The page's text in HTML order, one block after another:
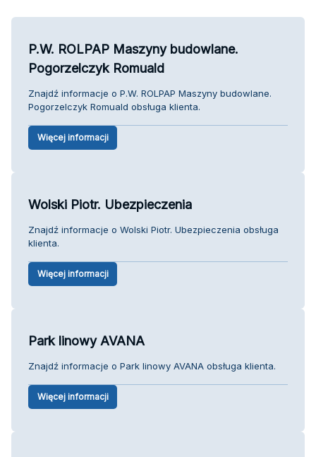
P.W. ROLPAP Maszyny budowlane.
Pogorzelczyk Romuald
Znajdź informacje o P.W. ROLPAP Maszyny budowlane.
Pogorzelczyk Romuald obsługa klienta.
Więcej informacji
Wolski Piotr. Ubezpieczenia
Znajdź informacje o Wolski Piotr. Ubezpieczenia obsługa
klienta.
Więcej informacji
Park linowy AVANA
Znajdź informacje o Park linowy AVANA obsługa klienta.
Więcej informacji